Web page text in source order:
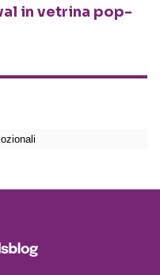
in vetrina pop-